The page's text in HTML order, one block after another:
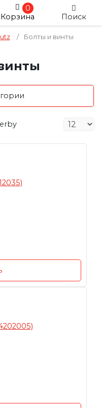
0
Корзина
Поиск
/ Болты и винты